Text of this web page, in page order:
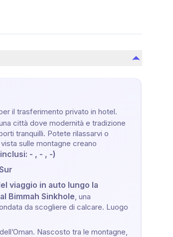
il trasferimento privato in hotel.
città dove modernità e tradizione
tranquilli. Potete rilassarvi o
sulle montagne creano
- , - , -)
viaggio in auto lungo la
Bimmah Sinkhole, una
da scogliere di calcare. Luogo
Nascosto tra le montagne,